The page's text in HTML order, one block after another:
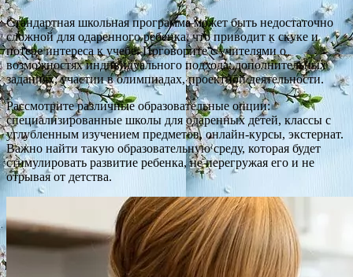
Стандартная школьная программа может быть недостаточно
сложной для одаренного ребенка, что приводит к скуке и
потере интереса к учебе. Поговорите с учителями о
возможностях индивидуального подхода: дополнительных
заданиях, участии в олимпиадах, проектной деятельности.
Рассмотрите различные образовательные опции:
специализированные школы для одаренных детей, классы с
углубленным изучением предметов, онлайн-курсы, экстернат.
Важно найти такую образовательную среду, которая будет
стимулировать развитие ребенка, не перегружая его и не
отрывая от детства.